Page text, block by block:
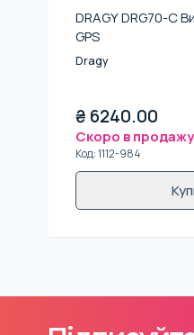
DRAGY DRG70-C
GPS
Dragy
₴ 6240.00
Скоро в продажу
Код:1112-984